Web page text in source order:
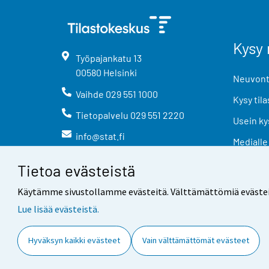
Tietoa evästeistä
Käytämme sivustollamme evästeitä. Välttämättömiä
Lue lisää evästeistä.
Hyväksyn kaikki evästeet Vain välttämättömät evästeet
Työpajankatu 13
00580 Helsinki
Vaihde 029 551 1000
Tietopalvelu 029 551 2220
info@stat.fi
Kysy
Usein
Medialle
Yhteystiedot Palaute